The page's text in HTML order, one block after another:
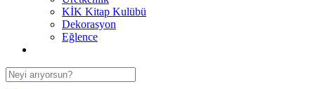
KİK Kitap Kulübü
Dekorasyon
Eğlence